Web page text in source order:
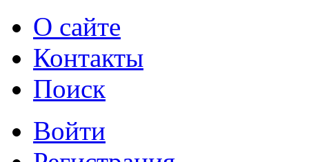
О сайте
Контакты
Поиск
Войти